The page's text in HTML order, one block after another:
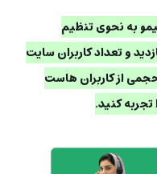
به نحوی تنظیم
و تعداد کاربران سایت
از کاربران هاست
کنید.